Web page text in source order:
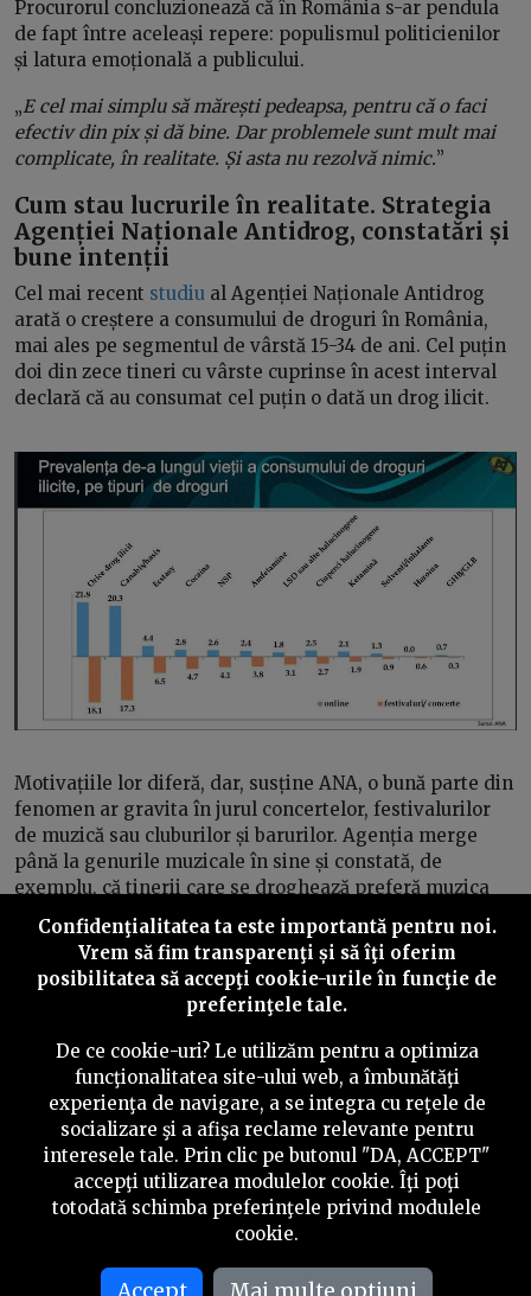
Procurorul concluzionează că în România s-ar pendula
de fapt între aceleași repere: populismul politicienilor
și latura emoțională a publicului.
„E cel mai simplu să mărești pedeapsa, pentru că o faci
efectiv din pix și dă bine. Dar problemele sunt mult mai
complicate, în realitate. Și asta nu rezolvă nimic.”
Cum stau lucrurile în realitate. Strategia
Agenției Naționale Antidrog, constatări și
bune intenții
Cel mai recent studiu al Agenției Naționale Antidrog
arată o creștere a consumului de droguri în România,
mai ales pe segmentul de vârstă 15-34 de ani. Cel puțin
doi din zece tineri cu vârste cuprinse în acest interval
declară că au consumat cel puțin o dată un drog ilicit.
Motivațiile lor diferă, dar, susține ANA, o bună parte din
fenomen ar gravita în jurul concertelor, festivalurilor
de muzică sau cluburilor și barurilor. Agenția merge
până la genurile muzicale în sine și constată, de
exemplu, că tinerii care se droghează preferă muzica
house, pop, reggae și rock. O informație a cărei
relevanță sau utilitate par greu de înțeles.
Confidenţialitatea ta este importantă pentru noi.
Vrem să fim transparenţi și să îţi oferim
posibilitatea să accepţi cookie-urile în funcţie de
preferinţele tale.
De ce cookie-uri? Le utilizăm pentru a optimiza
funcţionalitatea site-ului web, a îmbunătăţi
experienţa de navigare, a se integra cu reţele de
socializare şi a afişa reclame relevante pentru
interesele tale. Prin clic pe butonul "DA, ACCEPT"
accepţi utilizarea modulelor cookie. Îţi poţi
totodată schimba preferinţele privind modulele
cookie.